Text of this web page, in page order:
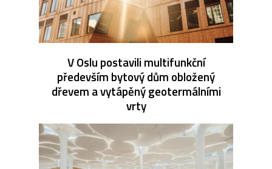
V Oslu postavili multifunkční
především bytový dům obložený
dřevem a vytápěný geotermálními
vrty